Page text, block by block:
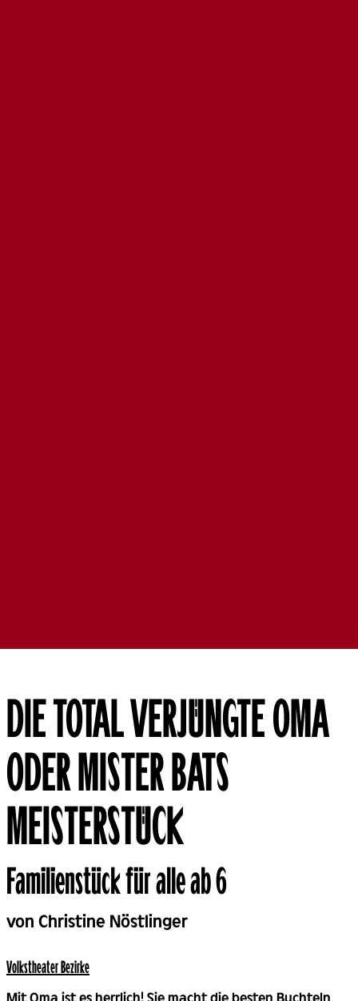
DIE TOTAL VERJÜNGTE OMA
ODER MISTER BATS
MEISTERSTÜCK
Back
Familienstück für alle ab 6
von Christine Nöstlinger
Volks­theater Bezirke
Mit Oma ist es herrlich! Sie macht die besten Buchteln